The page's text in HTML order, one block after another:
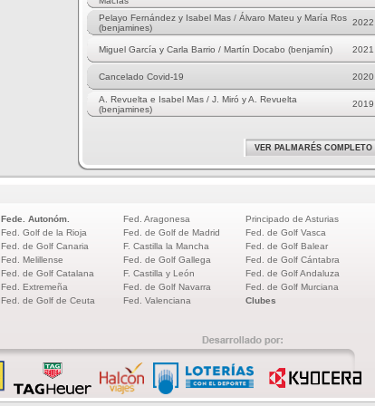
Pelayo Fernández y Isabel Mas / Álvaro Mateu y María Ros
(benjamines)
2022
Miguel García y Carla Barrio / Martín Docabo (benjamín) 2021
Cancelado Covid-19 2020
A. Revuelta e Isabel Mas / J. Miró y A. Revuelta
(benjamines)
2019
VER PALMARÉS COMPLETO
Fede. Autonóm.
Fed. Golf de la Rioja
Fed. de Golf Canaria
Fed. Melillense
Fed. de Golf Catalana
Fed. Extremeña
Fed. de Golf de Ceuta
Fed. Aragonesa
Fed. de Golf de Madrid
F. Castilla la Mancha
Fed. de Golf Gallega
F. Castilla y León
Fed. de Golf Navarra
Fed. Valenciana
Principado de Asturias
Fed. de Golf Vasca
Fed. de Golf Balear
Fed. de Golf Cántabra
Fed. de Golf Andaluza
Fed. de Golf Murciana
Clubes